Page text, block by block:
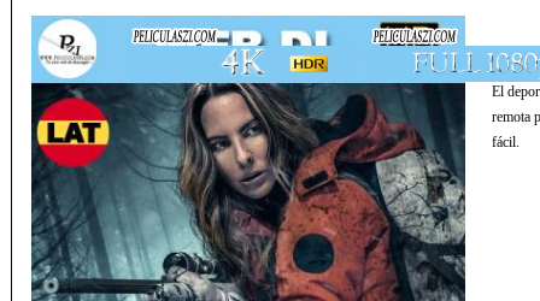
El
remota
fácil.